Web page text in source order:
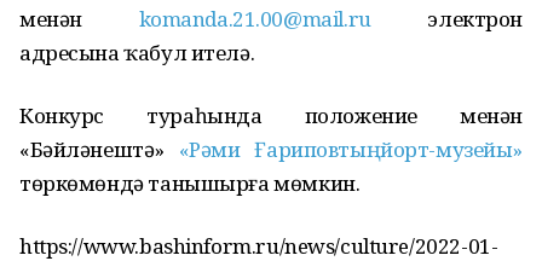
менән komanda.21.00@mail.ruэлектрон
адресына ҡабул ителә.
Конкурс тураһында положение менән
«Бәйләнештә» «Рәми Ғариповтың йорт-музейы»
төркөмөндә танышырға мөмкин.
https://www.bashinform.ru/news/culture/2022-01-